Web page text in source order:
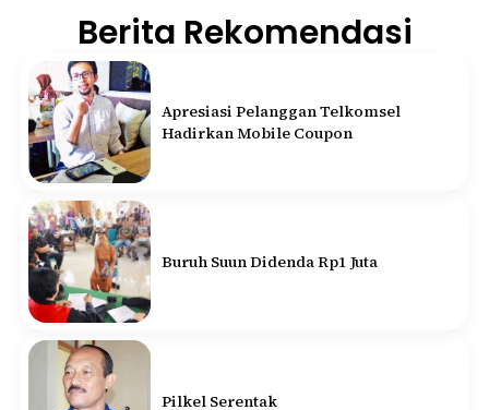
Berita Rekomendasi
Apresiasi Pelanggan Telkomsel
Hadirkan Mobile Coupon
Buruh Suun Didenda Rp1 Juta
Pilkel Serentak